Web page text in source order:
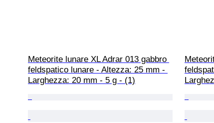
Meteorite lunare XL Adrar 013 gabbro
feldspatico lunare - Altezza: 25 mm -
Larghezza: 20 mm - 5 g - (1)